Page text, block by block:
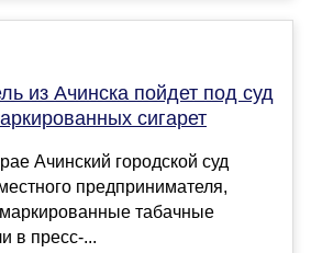
из Ачинска пойдет под суд
сигарет
Ачинский городской суд
предпринимателя,
табачные
в пресс-...